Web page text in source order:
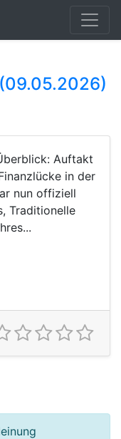
Auftakt
in der
nun offiziell
Traditionelle